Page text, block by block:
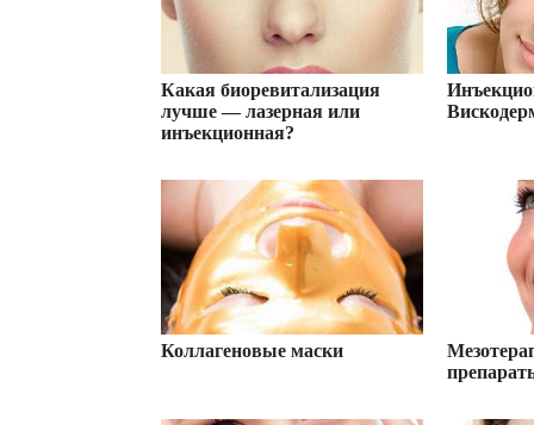
Какая биоревитализация
лучше — лазерная или
инъекционная?
Коллагеновые маски